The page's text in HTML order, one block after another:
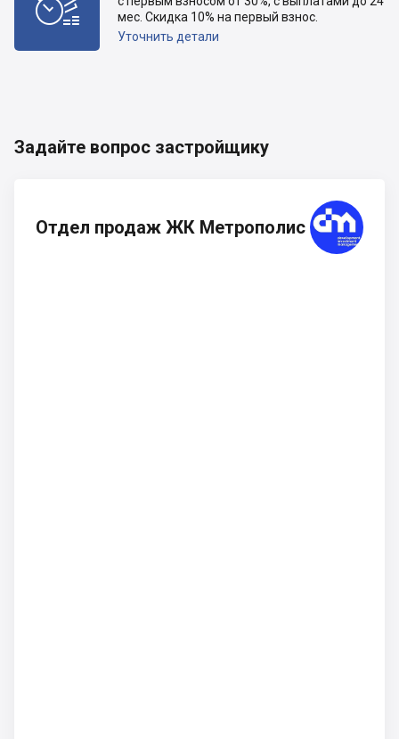

мес. Скидка 10% на первый взнос.
Уточнить детали
Задайте вопрос застройщику
Отдел продаж ЖК Метрополис